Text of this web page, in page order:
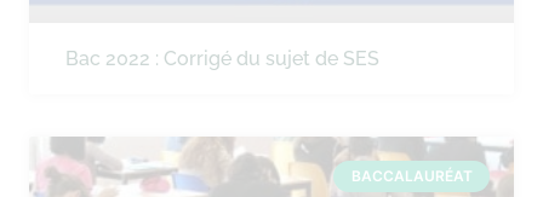
Bac 2022 : Corrigé du sujet de SES
BACCALAURÉAT